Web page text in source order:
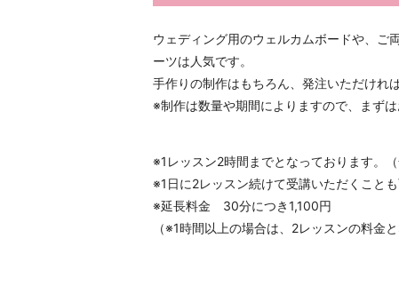
ウェディング用のウェルカムボードや、ご
ーツは人気です。
手作りの制作はもちろん、発注いただけれ
※制作は数量や期間によりますので、まず
※1レッスン2時間までとなっております。（
※1日に2レッスン続けて受講いただくこと
※延長料金 30分につき1,100円
（※1時間以上の場合は、2レッスンの料金と